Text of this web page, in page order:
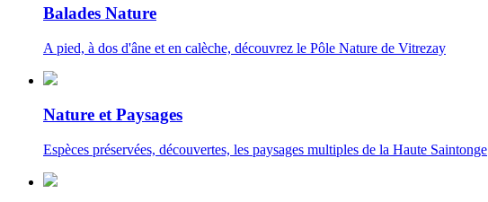
Balades Nature
A pied, à dos d'âne et en calèche, découvrez le Pôle Nature de Vitrezay
Nature et Paysages
Espèces préservées, découvertes, les paysages multiples de la Haute Saintonge